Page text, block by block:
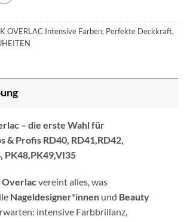
OVERLAC Intensive Farben, Perfekte Deckkraft,
– die erste Wahl für
& Profis RD40, RD41,RD42,
PK48,PK49,VI35
Overlacvereint alles, was
Nageldesigner*innenund Beauty
intensive Farbbrillanz,